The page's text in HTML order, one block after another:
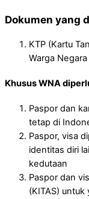
Dokumen yang
KTP (Kartu
Warga
Khusus WNA
Paspor dan
tetap di
Paspor, visa
identitas diri
kedutaan
Paspor dan
(KITAS)